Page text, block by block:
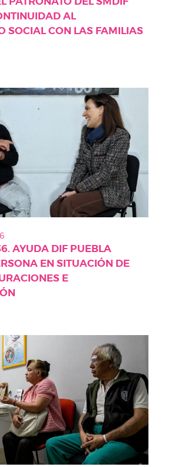
AL
SOCIAL CON LAS FAMILIAS
AYUDA DIF PUEBLA
EN SITUACIÓN DE
E